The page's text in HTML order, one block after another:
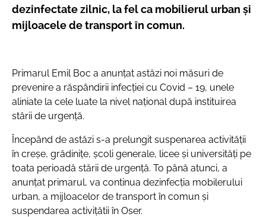
dezinfectate zilnic, la fel ca mobilierul urban și
mijloacele de transport în comun.
Primarul Emil Boc a anunțat astăzi noi măsuri de
prevenire a răspândirii infecției cu Covid – 19, unele
aliniate la cele luate la nivel național după instituirea
stării de urgență.
Începând de astăzi s-a prelungit suspenarea activității
în creșe, grădinițe, școli generale, licee și universități pe
toata perioadă stării de urgență. To până atunci, a
anunțat primarul, va continua dezinfecția mobilerului
urban, a mijloacelor de transport în comun și
suspendarea activițătii în Oser.